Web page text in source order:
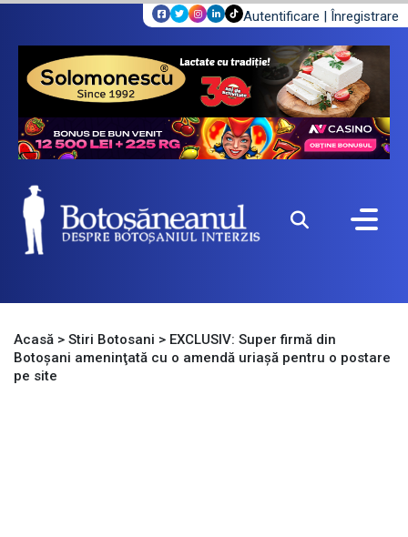
Autentificare | Înregistrare
Acasă > Stiri Botosani > EXCLUSIV: Super firmă din
Botoşani ameninţată cu o amendă uriaşă pentru o postare
pe site